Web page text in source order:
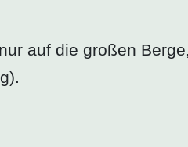
auf die großen